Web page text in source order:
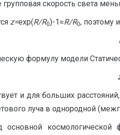
групповая скорость света
z=exp(R/R0)-1≈R/R0, поэтому
формулу модели
и для больших
луча в однородной